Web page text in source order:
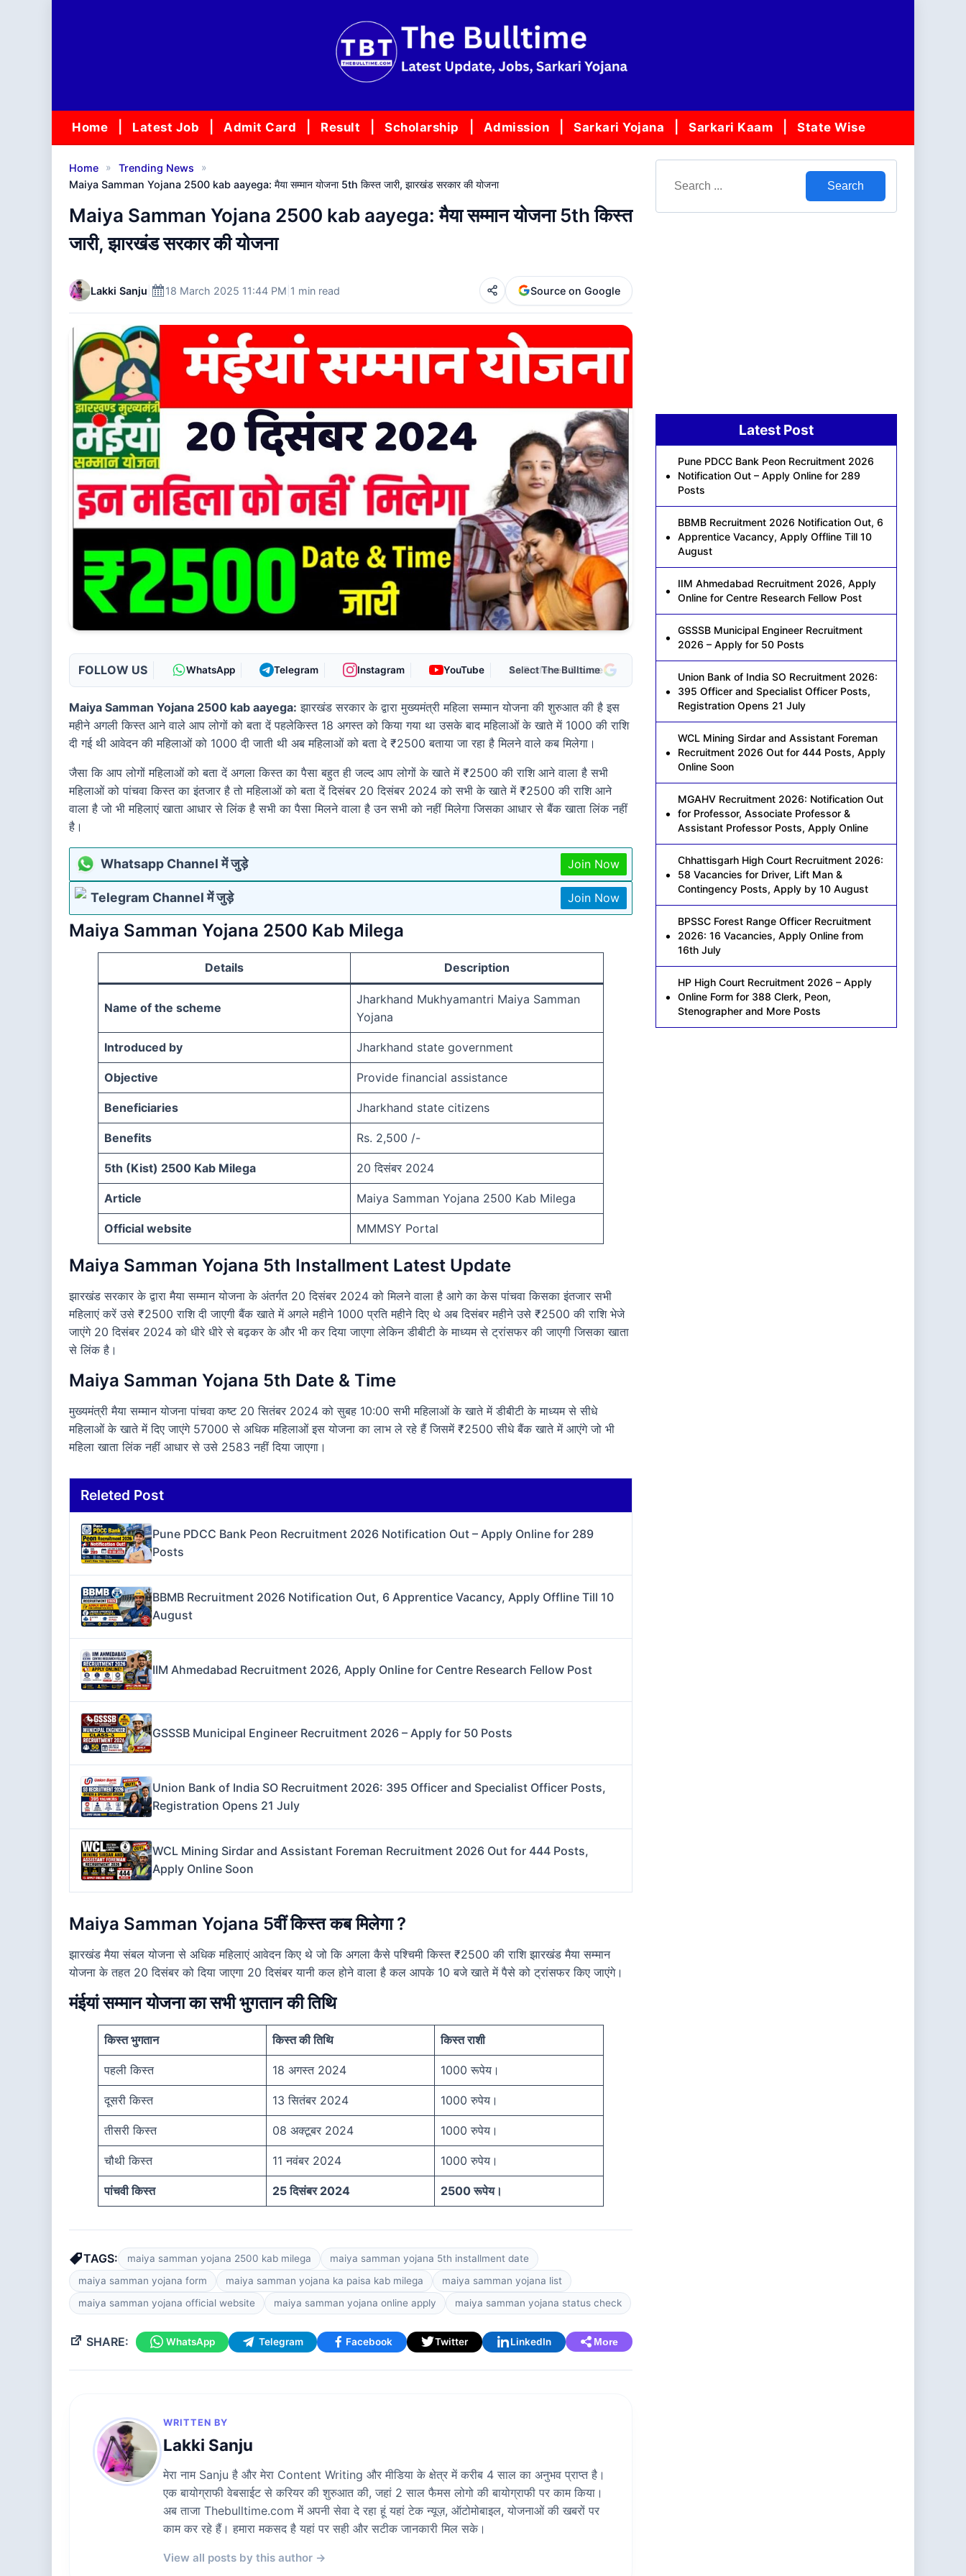
Home Latest Job Admit Card Result Scholarship Admission Sarkari Yojana Sarkari Kaam State Wise
Home » Trending News
»
Maiya Samman Yojana 2500 kab aayega: मैया सम्मान योजना 5th किस्त जारी, झारखंड सरकार की योजना
Maiya Samman Yojana 2500 kab aayega: मैया सम्मान योजना 5th किस्त
जारी, झारखंड सरकार की योजना
Lakki Sanju 18 March 2025 11:44 PM 1 min read Source on Google
FOLLOW US WhatsApp Telegram Instagram YouTube As Preferred Source
Maiya Samman Yojana 2500 kab aayega: झारखंड सरकार के द्वारा मुख्यमंत्री महिला सम्मान योजना की शुरुआत की है इस
महीने अगली किस्त आने वाले आप लोगों को बता दें पहलेकिस्त 18 अगस्त को किया गया था उसके बाद महिलाओं के खाते में 1000 की राशि
दी गई थी आवेदन की महिलाओं को 1000 दी जाती थी अब महिलाओं को बता दे ₹2500 बताया जा रहा है मिलने वाले कब मिलेगा।
जैसा कि आप लोगों महिलाओं को बता दें अगला किस्त का पैसा बहुत ही जल्द आप लोगों के खाते में ₹2500 की राशि आने वाला है सभी
महिलाओं को पांचवा किस्त का इंतजार है तो महिलाओं को बता दें दिसंबर 20 दिसंबर 2024 को सभी के खाते में ₹2500 की राशि आने
वाला है जो भी महिलाएं खाता आधार से लिंक है सभी का पैसा मिलने वाला है उन सभी को नहीं मिलेगा जिसका आधार से बैंक खाता लिंक नहीं
है।
Whatsapp Channel में जुड़े Join Now
Telegram Channel में जुड़े Join Now
Maiya Samman Yojana 2500 Kab Milega
Details Description
Name of the scheme
Jharkhand Mukhyamantri Maiya Samman
Yojana
Introduced by Jharkhand state government
Objective Provide financial assistance
Beneficiaries Jharkhand state citizens
Benefits Rs. 2,500 /-
5th (Kist) 2500 Kab Milega 20 दिसंबर 2024
Article Maiya Samman Yojana 2500 Kab Milega
Official website MMMSY Portal
Maiya Samman Yojana 5th Installment Latest Update
झारखंड सरकार के द्वारा मैया सम्मान योजना के अंतर्गत 20 दिसंबर 2024 को मिलने वाला है आगे का केस पांचवा किसका इंतजार सभी
महिलाएं करें उसे ₹2500 राशि दी जाएगी बैंक खाते में अगले महीने 1000 प्रति महीने दिए थे अब दिसंबर महीने उसे ₹2500 की राशि भेजे
जाएंगे 20 दिसंबर 2024 को धीरे धीरे से बढ़कर के और भी कर दिया जाएगा लेकिन डीबीटी के माध्यम से ट्रांसफर की जाएगी जिसका खाता
से लिंक है।
Maiya Samman Yojana 5th Date & Time
मुख्यमंत्री मैया सम्मान योजना पांचवा कष्ट 20 सितंबर 2024 को सुबह 10:00 सभी महिलाओं के खाते में डीबीटी के माध्यम से सीधे
महिलाओं के खाते में दिए जाएंगे 57000 से अधिक महिलाओं इस योजना का लाभ ले रहे हैं जिसमें ₹2500 सीधे बैंक खाते में आएंगे जो भी
महिला खाता लिंक नहीं आधार से उसे 2583 नहीं दिया जाएगा।
Releted Post
Pune PDCC Bank Peon Recruitment 2026 Notification Out – Apply Online for 289
Posts
BBMB Recruitment 2026 Notification Out, 6 Apprentice Vacancy, Apply Offline Till 10
August
IIM Ahmedabad Recruitment 2026, Apply Online for Centre Research Fellow Post
GSSSB Municipal Engineer Recruitment 2026 – Apply for 50 Posts
Union Bank of India SO Recruitment 2026: 395 Officer and Specialist Officer Posts,
Registration Opens 21 July
WCL Mining Sirdar and Assistant Foreman Recruitment 2026 Out for 444 Posts,
Apply Online Soon
Maiya Samman Yojana 5वीं किस्त कब मिलेगा ?
झारखंड मैया संबल योजना से अधिक महिलाएं आवेदन किए थे जो कि अगला कैसे पश्चिमी किस्त ₹2500 की राशि झारखंड मैया सम्मान
योजना के तहत 20 दिसंबर को दिया जाएगा 20 दिसंबर यानी कल होने वाला है कल आपके 10 बजे खाते में पैसे को ट्रांसफर किए जाएंगे।
मंईयां सम्मान योजना का सभी भुगतान की तिथि
किस्त भुगतान किस्त की तिथि किस्त राशी
पहली किस्त 18 अगस्त 2024 1000 रूपेय।
दूसरी किस्त 13 सितंबर 2024 1000 रुपेय।
तीसरी किस्त 08 अक्टूबर 2024 1000 रुपेय।
चौथी किस्त 11 नवंबर 2024 1000 रुपेय।
पांचवी किस्त 25 दिसंबर 2024 2500 रूपेय।
TAGS: maiya samman yojana 2500 kab milega
maiya samman yojana 5th installment date
maiya samman yojana form
maiya samman yojana ka paisa kab milega
maiya samman yojana list
maiya samman yojana official website
maiya samman yojana online apply maiya samman yojana status check
SHARE: WhatsApp Telegram Facebook Twitter LinkedIn More
WRITTEN BY
Lakki Sanju
मेरा नाम Sanju है और मेरा Content Writing और मीडिया के क्षेत्र में करीब 4 साल का अनुभव प्राप्त है।
एक बायोग्राफी वेबसाईट से करियर की शुरुआत की, जहां 2 साल फैमस लोगो की बायोग्राफी पर काम किया।
अब ताजा Thebulltime.com में अपनी सेवा दे रहा हूं यहां टेक न्यूज़, ऑटोमोबाइल, योजनाओं की खबरों पर
काम कर रहे हैं। हमारा मकसद है यहां पर सही और सटीक जानकारी मिल सके।
View all posts by this author →
Search
Latest Post
Pune PDCC Bank Peon Recruitment 2026
Notification Out – Apply Online for 289
Posts
BBMB Recruitment 2026 Notification Out, 6
Apprentice Vacancy, Apply Offline Till 10
August
IIM Ahmedabad Recruitment 2026, Apply
Online for Centre Research Fellow Post
GSSSB Municipal Engineer Recruitment
2026 – Apply for 50 Posts
Union Bank of India SO Recruitment 2026:
395 Officer and Specialist Officer Posts,
Registration Opens 21 July
WCL Mining Sirdar and Assistant Foreman
Recruitment 2026 Out for 444 Posts, Apply
Online Soon
MGAHV Recruitment 2026: Notification Out
for Professor, Associate Professor &
Assistant Professor Posts, Apply Online
Chhattisgarh High Court Recruitment 2026:
58 Vacancies for Driver, Lift Man &
Contingency Posts, Apply by 10 August
BPSSC Forest Range Officer Recruitment
2026: 16 Vacancies, Apply Online from
16th July
HP High Court Recruitment 2026 – Apply
Online Form for 388 Clerk, Peon,
Stenographer and More Posts